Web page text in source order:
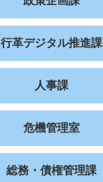
行革デジタル推進課
人事課
危機管理室
総務・債権管理課